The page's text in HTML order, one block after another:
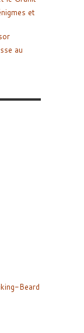
et
au
Beard